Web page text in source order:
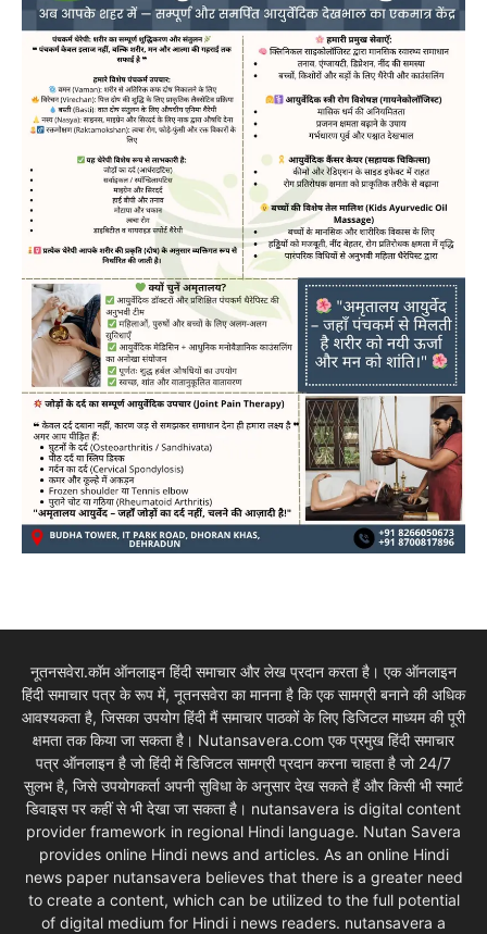
नूतनसवेरा.कॉम ऑनलाइन हिंदी समाचार और लेख प्रदान करता है। एक ऑनलाइन
हिंदी समाचार पत्र के रूप में, नूतनसवेरा का मानना है कि एक सामग्री बनाने की अधिक
आवश्यकता है, जिसका उपयोग हिंदी मैं समाचार पाठकों के लिए डिजिटल माध्यम की पूरी
क्षमता तक किया जा सकता है। Nutansavera.com एक प्रमुख हिंदी समाचार
पत्र ऑनलाइन है जो हिंदी में डिजिटल सामग्री प्रदान करना चाहता है जो 24/7
सुलभ है, जिसे उपयोगकर्ता अपनी सुविधा के अनुसार देख सकते हैं और किसी भी स्मार्ट
डिवाइस पर कहीं से भी देखा जा सकता है। nutansavera is digital content
provider framework in regional Hindi language. Nutan Savera
provides online Hindi news and articles. As an online Hindi
news paper nutansavera believes that there is a greater need
to create a content, which can be utilized to the full potential
of digital medium for Hindi i news readers. nutansavera a